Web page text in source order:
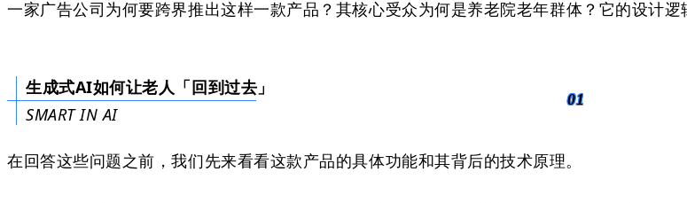
一家广告公司为何要跨界推出这样一款产品？ 其核心受众为何是养老院老年群体？它的设计逻
生成式AI如何让老人「回到过去」
SMART IN AI
01
在回答这些问题之前，我们先来看看这款产品的具体功能和其背后的技术原理。